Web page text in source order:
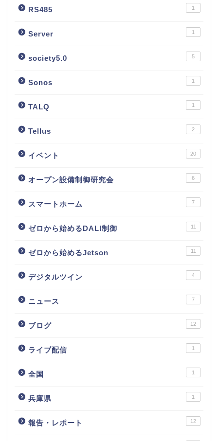
RS485 1
Server 1
society5.0 5
Sonos 1
TALQ 1
Tellus 2
イベント 20
オープン設備制御研究会 6
スマートホーム 7
ゼロから始めるDALI制御 11
ゼロから始めるJetson 11
デジタルツイン 4
ニュース 7
ブログ 12
ライブ配信 1
全国 1
兵庫県 1
報告・レポート 12